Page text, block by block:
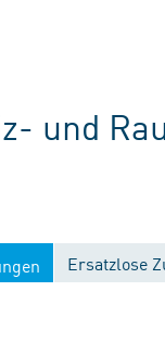
und
Ersatzlose